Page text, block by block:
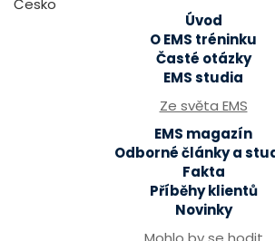
Česko
Úvod
O EMS tréninku
Časté otázky
EMS studia
Ze světa EMS
EMS magazín
Odborné články a
Fakta
Příběhy klientů
Novinky